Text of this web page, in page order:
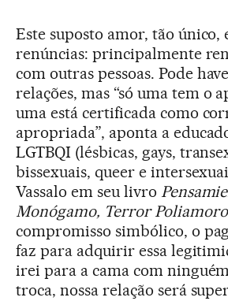
Este suposto amor, tão único,
renúncias: principalmente
com outras pessoas. Pode
relações, mas “só uma tem o
uma está certificada como
apropriada”, aponta a
LGTBQI (lésbicas, gays,
bissexuais, queer e
Vassalo em seu livro
Monógamo, Terror
compromisso simbólico, o
faz para adquirir essa
irei para a cama com
troca, nossa relação será